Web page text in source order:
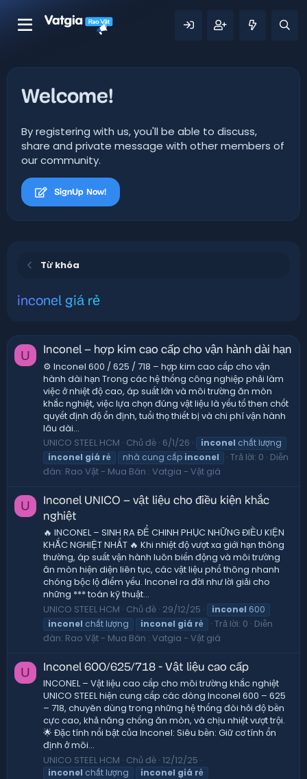
Welcome!
By registering with us, you'll be able to discuss,
share and private message with other members of
our community.
SignUp Now!
Từ khóa
inconel giá rẻ
U Inconel – hợp kim cao cấp cho vận hành dài hạn
⚙️ Inconel 600 / 625 / 718 – hợp kim cao cấp cho vận
hành dài hạn Trong các hệ thống công nghiệp phải làm
việc ở nhiệt độ cao, áp suất lớn và môi trường ăn mòn
khắc nghiệt, việc lựa chọn đúng vật liệu là yếu tố then chốt
quyết định độ ổn định, tuổi thọ thiết bị và chi phí vận hành
lâu dài...
UNICO STEEL HCM Chủ đề 6/1/26 inconel chất lượng
inconel giá rẻ nhà cung cấp inconel Trả lời: 0 Diễn
đàn: Rao Vặt - Mua Bán : Vatgia - Vật giá
U
Inconel UNICO – vật liệu cho điều kiện khắc
nghiệt
🔥 INCONEL – SINH RA ĐỂ CHINH PHỤC NHỮNG ĐIỀU KIỆN
KHẮC NGHIỆT NHẤT 🔥 Khi nhiệt độ vượt xa giới hạn thông
thường, áp suất vận hành luôn biến động và môi trường
ăn mòn hiện diện liên tục, các vật liệu phổ thông nhanh
chóng bộc lộ điểm yếu. Inconel ra đời như lời giải cho
những *** toán kỹ thuật...
UNICO STEEL HCM Chủ đề 29/12/25 inconel 600
inconel chất lượng inconel giá rẻ Trả lời: 0 Diễn
đàn: Rao Vặt - Mua Bán : Vatgia - Vật giá
U Inconel 600/625/718 - Vật liệu cao cấp
INCONEL – Vật liệu cao cấp cho môi trường khắc nghiệt
UNICO STEEL hiện cung cấp các dòng Inconel 600 – 625
– 718, chuyên dùng trong những hệ thống đòi hỏi độ bền
cực cao, khả năng chống ăn mòn, và chịu nhiệt vượt trội.
🌟 Đặc tính nổi bật của Inconel: Siêu bền: Giữ cơ tính ổn
định ở môi...
UNICO STEEL HCM Chủ đề 12/12/25
inconel chất lượng inconel giá rẻ